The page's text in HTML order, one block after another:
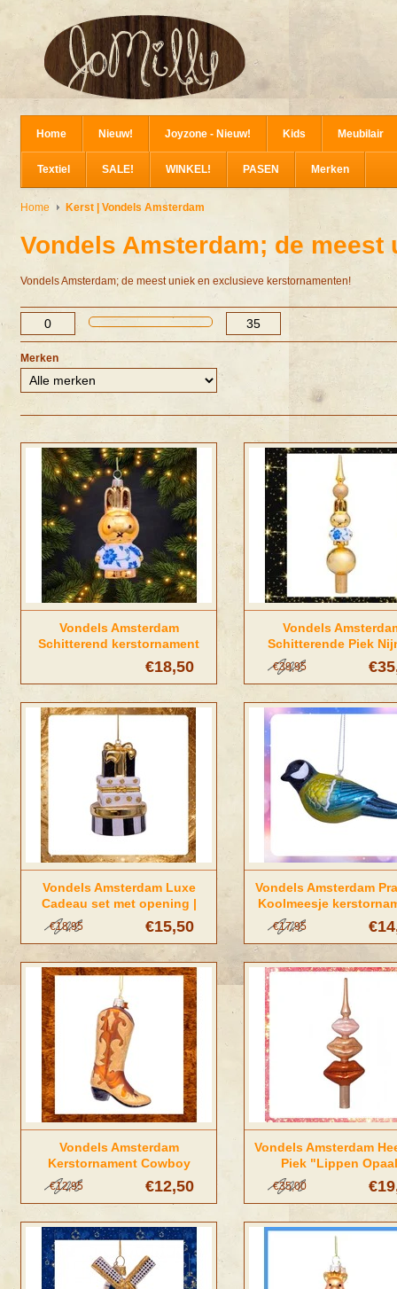
Home Nieuw! Joyzone - Nieuw! Kids Meubilair
Textiel SALE! WINKEL! PASEN Merken
Home Kerst | Vondels Amsterdam
Vondels Amsterdam; de
Vondels Amsterdam; de meest uniek en exclusieve kerstornamenten!
Merken
Vondels Amsterdam
Schitterend kerstornament
Nijntje delftsblauw€18,50
Vondels
Schitterende Piek
delftsblauw
€39,95
Vondels Amsterdam Luxe
Cadeau set met opening |
Vondels Amsterdam
€15,50
€18,95
Vondels Amsterdam
Koolmeesje
Vondels
€17,95
Vondels Amsterdam
Kerstornament Cowboy
€12,50
€12,95
Vondels Amsterdam
Piek "Lippen
€35,00